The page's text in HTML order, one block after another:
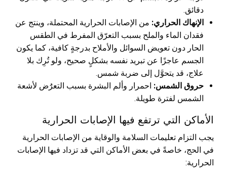
دقائق.
الإنهاك الحراري: من الإصابات الحرارية المحتملة، وينتج عن
فقدان الماء والملح بسبب التعرّق المفرط في الطقس
الحار دون تعويض السوائل والأملاح بدرجةٍ كافية، كما يكون
الجسم عاجزًا عن تبريد نفسه بشكلٍ صحيح، ولو تُرِك بلا
علاج، قد يتحوَّل إلى ضربة شمس.
حروق الشمس: احمرار وألم البشرة بسبب التعرَُض لأشعة
الشمس لفترة طويلة.
الأماكن التي ترتفع فيها الإصابات الحرارية
يجب التزام تعليمات السلامة والوقاية من الإصابات الحرارية
في الحج، خاصةً في بعض الأماكن التي قد تزداد فيها الإصابات
الحرارية: